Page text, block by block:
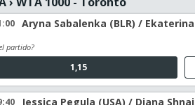
Aryna Sabalenka (BLR) /
partido?
1,15
Jessica Pegula (USA) / Diana